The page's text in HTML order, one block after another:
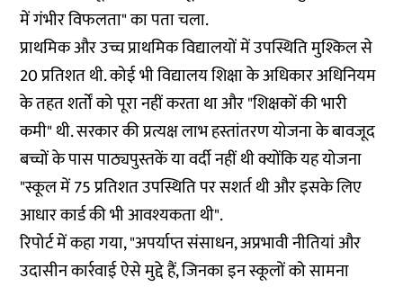
में गंभीर विफलता" का पता चला.
प्राथमिक और उच्च प्राथमिक विद्यालयों में उपस्थिति मुश्किल से
20 प्रतिशत थी. कोई भी विद्यालय शिक्षा के अधिकार अधिनियम
के तहत शर्तों को पूरा नहीं करता था और "शिक्षकों की भारी
कमी" थी. सरकार की प्रत्यक्ष लाभ हस्तांतरण योजना के बावजूद
बच्चों के पास पाठ्यपुस्तकें या वर्दी नहीं थी क्योंकि यह योजना
"स्कूल में 75 प्रतिशत उपस्थिति पर सशर्त थी और इसके लिए
आधार कार्ड की भी आवश्यकता थी".
रिपोर्ट में कहा गया, "अपर्याप्त संसाधन, अप्रभावी नीतियां और
उदासीन कार्रवाई ऐसे मुद्दे हैं, जिनका इन स्कूलों को सामना